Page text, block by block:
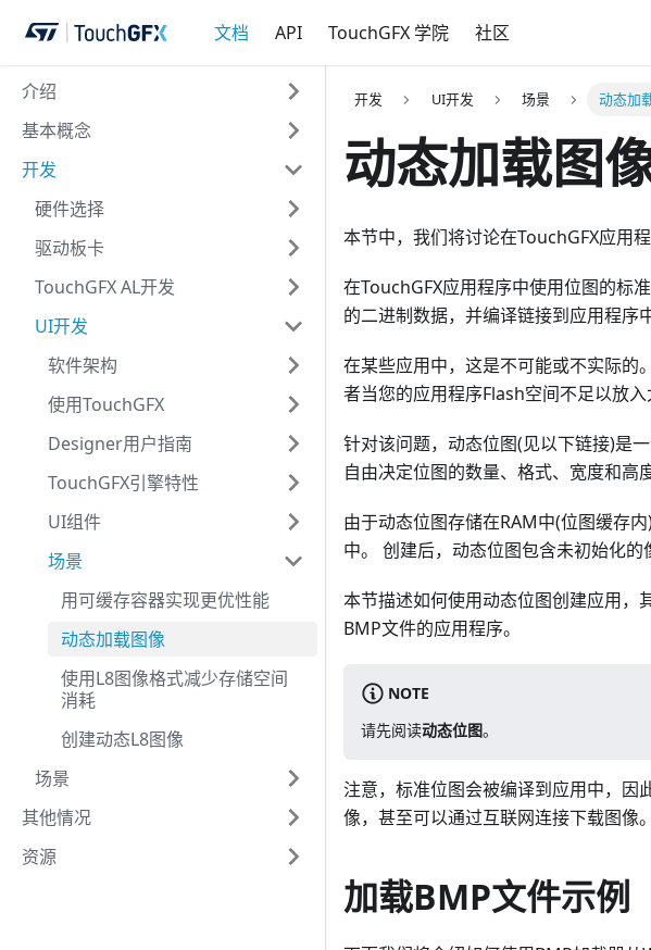
文档 API TouchGFX 学院 社区
介绍
基本概念
开发
硬件选择
驱动板卡
TouchGFX AL开发
UI开发
软件架构
使用TouchGFX
Designer用户指南
TouchGFX引擎特性
UI组件
场景
用可缓存容器实现更优性能
动态加载图像
使用L8图像格式减少存储空间
消耗
创建动态L8图像
场景
其他情况
资源
开发 UI开发 场景 动态加
动态加载图
本节中，我们将讨论在TouchGFX应用
在TouchGFX应用程序中使用位图的标
的二进制数据，并编译链接到应用程序
在某些应用中，这是不可能或不实际的
者当您的应用程序Flash空间不足以放入
针对该问题，动态位图(见以下链接)是
自由决定位图的数量、格式、宽度和高度
由于动态位图存储在RAM中(位图缓存
中。 创建后，动态位图包含未初始化的
本节描述如何使用动态位图创建应用，
BMP文件的应用程序。
NOTE
请先阅读动态位图。
注意，标准位图会被编译到应用中，因
像，甚至可以通过互联网连接下载图像。
加载BMP文件示例